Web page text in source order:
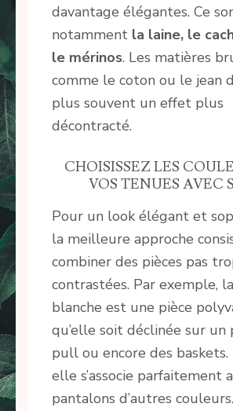
davantage élégantes. Ce
notamment la laine, le
le mérinos. Les matières
comme le coton ou le jean
plus souvent un effet plus
décontracté.
CHOISISSEZ LES
VOS TENUES AVEC
Pour un look élégant et
la meilleure approche
combiner des pièces pas
contrastées. Par exemple,
blanche est une pièce
qu’elle soit déclinée sur un
pull ou encore des baskets.
elle s’associe parfaitement
pantalons d’autres